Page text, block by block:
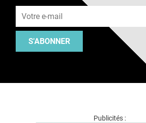
S'ABONNER
Publicités :